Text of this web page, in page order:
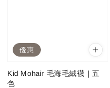
優惠
Kid Mohair 毛海毛絨襪｜五
色